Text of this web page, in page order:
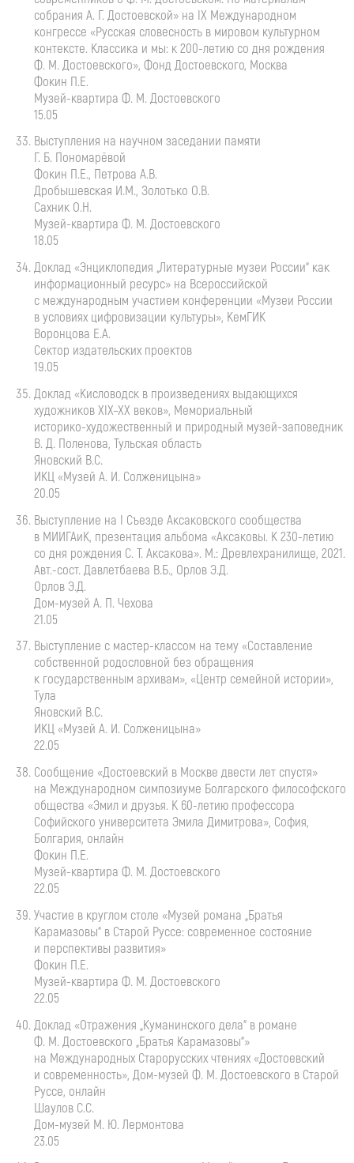
собрания А. Г. Достоевской» на IX Международном
конгрессе «Русская словесность в мировом культурном
контексте. Классика и мы: к200-летию со дня рождения
Ф. М. Достоевского», Фонд Достоевского, Москва
Фокин П.Е.
Музей-квартира Ф. М. Достоевского
15.05
Выступления на научном заседании памяти
Г. Б. Пономарёвой
Фокин П.Е., Петрова А.В.
Дробышевская И.М., Золотько О.В.
Сахник О.Н.
Музей-квартира Ф. М. Достоевского
18.05
Доклад «Энциклопедия „Литературные музеи России“ как
информационный ресурс» на Всероссийской
с международным участием конференции «Музеи России
в условиях цифровизации культуры», КемГИК
Воронцова Е.А.
Сектор издательских проектов
19.05
Доклад «Кисловодск в произведениях выдающихся
художниковXIX–XX веков», Мемориальный
историко-художественный и природный музей-заповедник
В. Д. Поленова, Тульская область
Яновский В.С.
ИКЦ «Музей А. И. Солженицына»
20.05
Выступление на I Съезде Аксаковского сообщества
в МИИГАиК, презентация альбома «Аксаковы. К230-летию
со дня рождения С. Т. Аксакова». М.: Древлехранилище, 2021.
Авт.-сост. Давлетбаева В.Б., Орлов Э.Д.
Орлов Э.Д.
Дом-музей А. П. Чехова
21.05
Выступление с мастер-классом на тему «Составление
собственной родословной без обращения
к государственным архивам», «Центр семейной истории»,
Тула
Яновский В.С.
ИКЦ «Музей А. И. Солженицына»
22.05
Сообщение «Достоевский в Москве двести лет спустя»
на Международном симпозиуме Болгарского философского
общества «Эмил и друзья. К 60-летию профессора
Софийского университета Эмила Димитрова», София,
Болгария, онлайн
Фокин П.Е.
Музей-квартира Ф. М. Достоевского
22.05
Участие в круглом столе «Музей романа „Братья
Карамазовы“ в Старой Руссе: современное состояние
и перспективы развития»
Фокин П.Е.
Музей-квартира Ф. М. Достоевского
22.05
Доклад «Отражения „Куманинского дела“ в романе
Ф. М. Достоевского „Братья Карамазовы“»
на Международных Старорусских чтениях «Достоевский
и современность», Дом-музей Ф. М. Достоевского в Старой
Руссе, онлайн
Шаулов С.С.
Дом-музей М. Ю. Лермонтова
23.05